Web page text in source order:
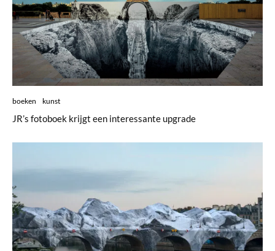
boeken kunst
JR’s fotoboek krijgt een interessante upgrade